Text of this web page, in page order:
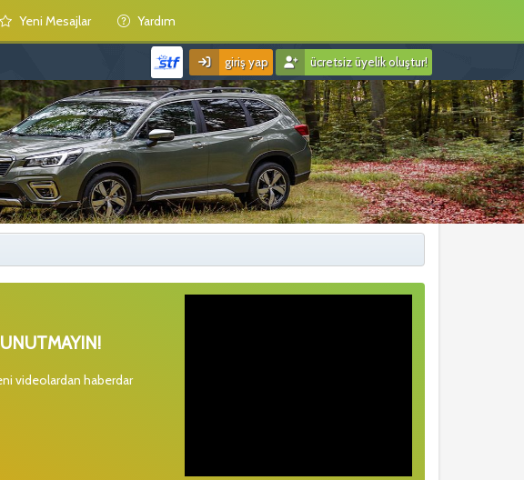
Yeni Mesajlar Yardım
giriş yap ücretsiz üyelik oluştur!
videolardan haberdar